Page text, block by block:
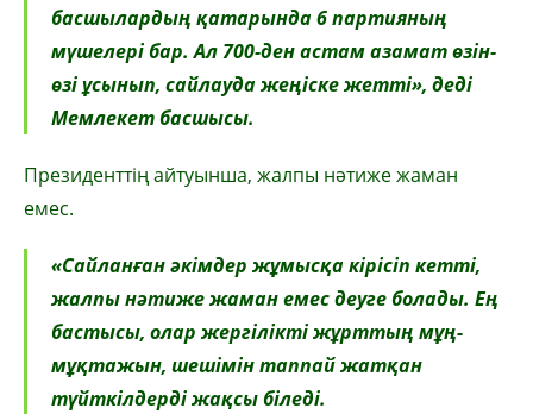
басшылардың қатарында 6 партияның
мүшелері бар. Ал 700-ден астам азамат өзін-
өзі ұсынып, сайлауда жеңіске жетті», деді
Мемлекет басшысы.
Президенттің айтуынша, жалпы нәтиже жаман
емес.
«Сайланған әкімдер жұмысқа кірісіп кетті,
жалпы нәтиже жаман емес деуге болады. Ең
бастысы, олар жергілікті жұрттың мұң-
мұқтажын, шешімін таппай жатқан
түйткілдерді жақсы біледі.